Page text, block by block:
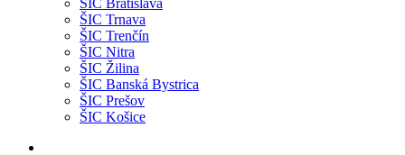
ŠIC Bratislava
ŠIC Trnava
ŠIC Trenčín
ŠIC Nitra
ŠIC Žilina
ŠIC Banská Bystrica
ŠIC Prešov
ŠIC Košice